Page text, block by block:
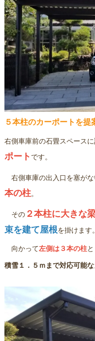
５本柱のカーポートを提
右側車庫前の石畳スペースに
ポートです。
右側車庫の出入口を塞がな
本の柱。
その２本柱に大きな
束を建て屋根を掛けます。
向かって左側は３本の柱と
積雪１．５ｍまで対応可能